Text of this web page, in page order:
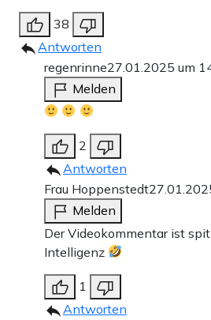
38
Antworten
regenrinne27.01.2025 um
Melden
2
Antworten
Frau Hoppenstedt
Melden
Der Videokommentar ist
Intelligenz
1
Antworten